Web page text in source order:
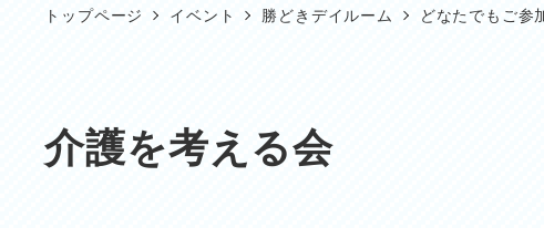
トップページ イベント 勝どきデイルーム どなたでもご参
介護を考える会